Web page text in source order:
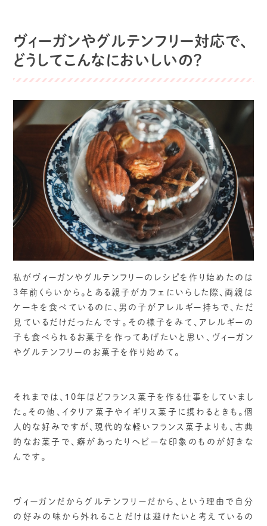
ヴィーガンやグルテンフリー対応で、
どうしてこんなにおいしいの？
私がヴィーガンやグルテンフリーのレシピを作り始めたのは
3年前くらいから。とある親子がカフェにいらした際、両親は
ケーキを食べているのに、男の子がアレルギー持ちで、ただ
見ているだけだったんです。その様子をみて、アレルギーの
子も食べられるお菓子を作ってあげたいと思い、ヴィーガン
やグルテンフリーのお菓子を作り始めて。
それまでは、10年ほどフランス菓子を作る仕事をしていまし
た。その他、イタリア菓子やイギリス菓子に携わるときも。個
人的な好みですが、現代的な軽いフランス菓子よりも、古典
的なお菓子で、癖があったりヘビーな印象のものが好きな
んです。
ヴィーガンだからグルテンフリーだから、という理由で自分
の好みの味から外れることだけは避けたいと考えているの